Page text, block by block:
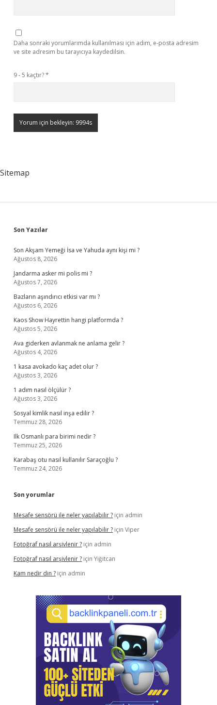
Daha sonraki yorumlarımda kullanılması için adım, e-posta adresim
ve site adresim bu tarayıcıya kaydedilsin.
9 - 5 kaçtır?*
Sitemap
Sidebar
Son Yazılar
Son Akşam Yemeği İsa ve Yahuda aynı kişi mi ?
Ağustos 8, 2026
Jandarma asker mi polis mi ?
Ağustos 7, 2026
Bazların aşındırıcı etkisi var mı ?
Ağustos 6, 2026
Kaos Show Hayrettin hangi platformda ?
Ağustos 5, 2026
Ava giderken avlanmak ne anlama gelir ?
Ağustos 4, 2026
1 kasa avokado kaç adet olur ?
Ağustos 3, 2026
1 adım nasıl ölçülür ?
Ağustos 3, 2026
Sosyal kimlik nasıl inşa edilir ?
Temmuz 28, 2026
Ilk Osmanlı para birimi nedir ?
Temmuz 25, 2026
Karabaş otu nasıl kullanılır Saraçoğlu ?
Temmuz 24, 2026
Son yorumlar
Mesafe sensörü ile neler yapılabilir ? için admin
Mesafe sensörü ile neler yapılabilir ? için Viper
Fotoğraf nasıl arşivlenir ? için admin
Fotoğraf nasıl arşivlenir ? için Yiğitcan
Kam nedir din ? için admin